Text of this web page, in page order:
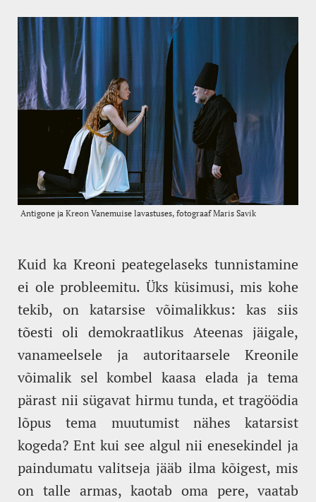
Kuid ka Kreoni peategelaseks tunnistamine
ei ole probleemitu. Üks küsimusi, mis kohe
tekib, on katarsise võimalikkus: kas siis
tõesti oli demokraatlikus Ateenas jäigale,
vanameelsele ja autoritaarsele Kreonile
võimalik sel kombel kaasa elada ja tema
pärast nii sügavat hirmu tunda, et tragöödia
lõpus tema muutumist nähes katarsist
kogeda? Ent kui see algul nii enesekindel ja
paindumatu valitseja jääb ilma kõigest, mis
on talle armas, kaotab oma pere, vaatab